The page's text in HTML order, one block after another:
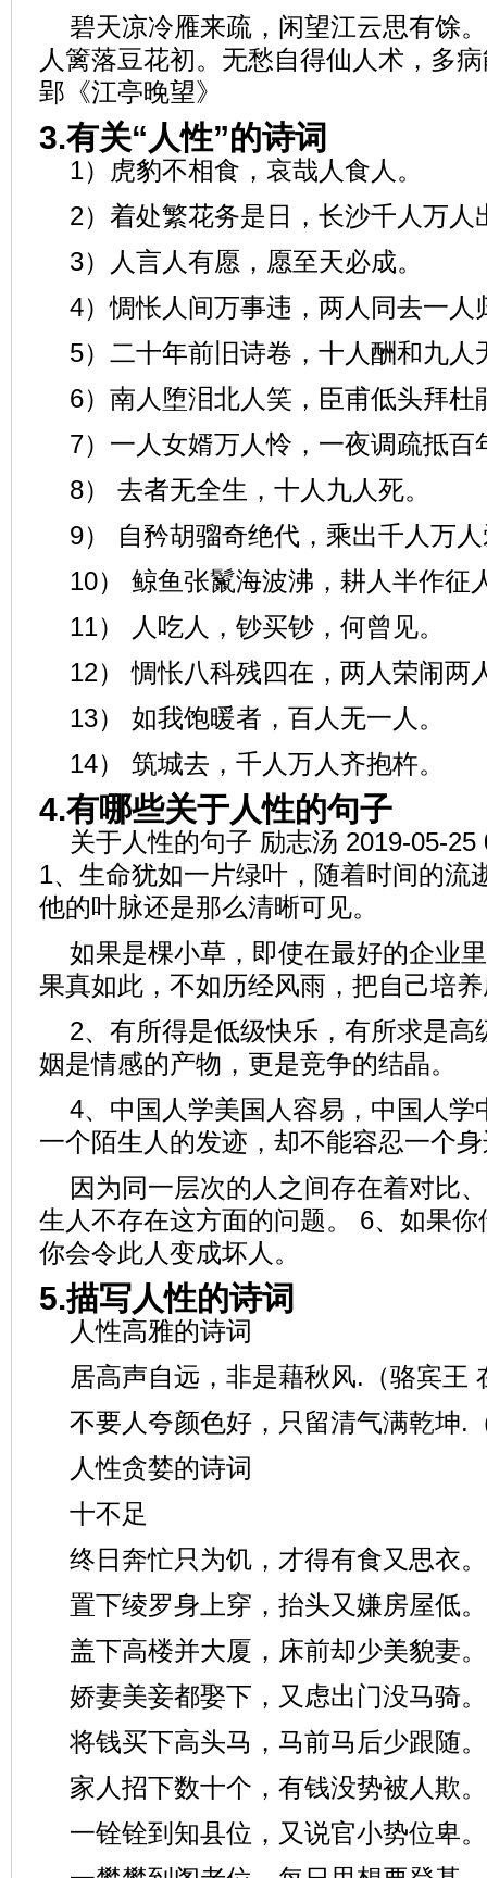
碧天凉冷雁来疏，闲望江云思有馀
人篱落豆花初。无愁自得仙人术，多
郢《江亭晚望》
3.有关“人性”的诗词
1）虎豹不相食，哀哉人食人。
2）着处繁花务是日，长沙千人万人
3）人言人有愿，愿至天必成。
4）惆怅人间万事违，两人同去一人
5）二十年前旧诗卷，十人酬和九人
6）南人堕泪北人笑，臣甫低头拜杜
7）一人女婿万人怜，一夜调疏抵百
8） 去者无全生，十人九人死。
9） 自矜胡骝奇绝代，乘出千人万
10） 鲸鱼张鬣海波沸，耕人半作征
11） 人吃人，钞买钞，何曾见。
12） 惆怅八科残四在，两人荣闹两
13） 如我饱暖者，百人无一人。
14） 筑城去，千人万人齐抱杵。
4.有哪些关于人性的句子
关于人性的句子 励志汤 2019-05-
1、生命犹如一片绿叶，随着时间的流
他的叶脉还是那么清晰可见。
如果是棵小草，即使在最好的企业
果真如此，不如历经风雨，把自己培
2、有所得是低级快乐，有所求是高
姻是情感的产物，更是竞争的结晶。
4、中国人学美国人容易，中国人学
一个陌生人的发迹，却不能容忍一个
因为同一层次的人之间存在着对比
生人不存在这方面的问题。 6、如果
你会令此人变成坏人。
5.描写人性的诗词
人性高雅的诗词
居高声自远，非是藉秋风.（骆宾王
不要人夸颜色好，只留清气满乾坤.
人性贪婪的诗词
十不足
终日奔忙只为饥，才得有食又思衣。
置下绫罗身上穿，抬头又嫌房屋低。
盖下高楼并大厦，床前却少美貌妻。
娇妻美妾都娶下，又虑出门没马骑。
将钱买下高头马，马前马后少跟随。
家人招下数十个，有钱没势被人欺。
一铨铨到知县位，又说官小势位卑。